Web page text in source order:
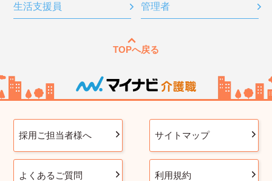
生活支援員 管理者
TOPへ戻る
採用ご担当者様へ サイトマップ
よくあるご質問 利用規約